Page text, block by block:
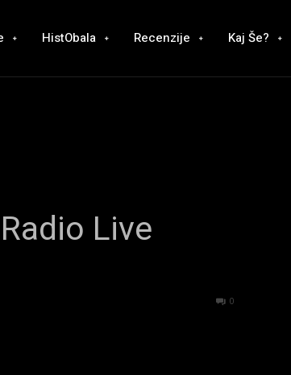
HistObala Recenzije Kaj Še?
Radio Live
0